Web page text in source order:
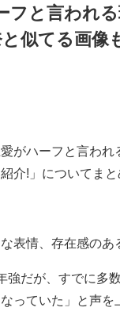
フと言われ
似てる画像
愛がハーフと言われ
介! 」についてま
表情、存在感のあ
強だが、すでに多
っていた」と声を